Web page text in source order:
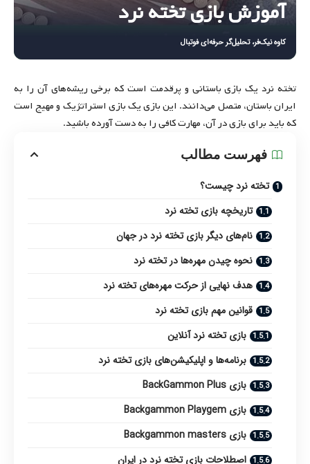
آموزش بازی تخته نرد
کاوه نیک‌فر، تحلیل‌گر حرفه‌ای فوتبال
تخته نرد یک بازی باستانی و پرقدمت است که برخی ریشه‌های آن را به
ایران باستان، متصل می‌دانند. این بازی یک بازی استراتژیک و مهیج است
که باید برای بازی در آن، مهارت کافی را به دست آورده باشید.
فهرست مطالب
تخته نرد چیست؟
تاریخچه بازی تخته نرد
نام‌های دیگر بازی تخته نرد در جهان
نحوه چیدن مهره‌ها در تخته نرد
هدف نهایی از حرکت مهره‌های تخته نرد
قوانین مهم بازی تخته نرد
بازی تخته نرد آنلاین
برنامه‌ها و اپلیکیشن‌های بازی تخته نرد
بازی BackGammon Plus
بازی Backgammon Playgem
بازی Backgammon masters
اصطلاحات بازی تخته نرد در ایران